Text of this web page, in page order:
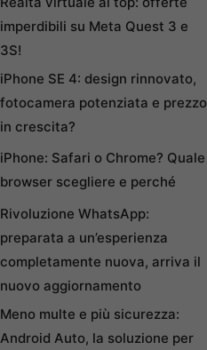
imperdibili su Meta Quest 3 e
3S!
iPhone SE 4: design rinnovato,
fotocamera potenziata e prezzo
in crescita?
iPhone: Safari o Chrome? Quale
browser scegliere e perché
Rivoluzione WhatsApp:
preparata a un’esperienza
completamente nuova, arriva il
nuovo aggiornamento
Meno multe e più sicurezza:
Android Auto, la soluzione per